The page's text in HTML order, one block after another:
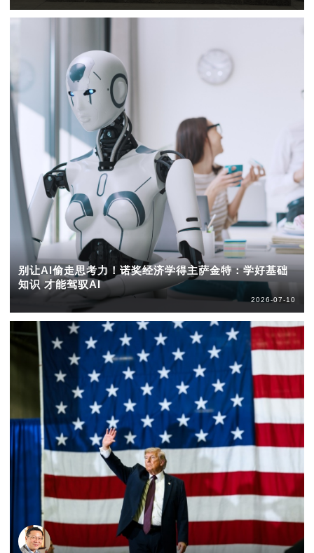
别让AI偷走思考力！诺奖经济学得主萨金特：学好基础
知识 才能驾驭AI
2026-07-10